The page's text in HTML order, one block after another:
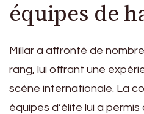
équipes de
Millar a affronté de
rang, lui offrant une
scène internationale. La
équipes d’élite lui a